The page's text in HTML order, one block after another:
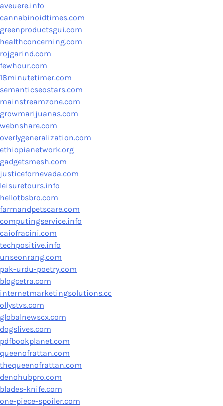
aveuere.info
cannabinoidtimes.com
greenproductsgui.com
healthconcerning.com
rojgarind.com
fewhour.com
18minutetimer.com
semanticseostars.com
mainstreamzone.com
growmarijuanas.com
webnshare.com
overlygeneralization.com
ethiopianetwork.org
gadgetsmesh.com
justicefornevada.com
leisuretours.info
hellotbsbro.com
farmandpetscare.com
computingservice.info
caiofracini.com
techpositive.info
unseonrang.com
pak-urdu-poetry.com
blogcetra.com
internetmarketingsolutions.co
ollystvs.com
globalnewscx.com
dogslives.com
pdfbookplanet.com
queenofrattan.com
thequeenofrattan.com
denohubpro.com
blades-knife.com
one-piece-spoiler.com